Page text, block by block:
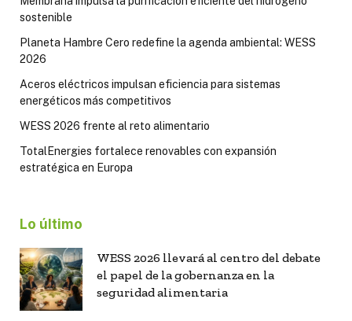
sostenible
Planeta Hambre Cero redefine la agenda ambiental: WESS
2026
Aceros eléctricos impulsan eficiencia para sistemas
energéticos más competitivos
WESS 2026 frente al reto alimentario
TotalEnergies fortalece renovables con expansión
estratégica en Europa
Lo último
WESS 2026 llevará al centro del debate
el papel de la gobernanza en la
seguridad alimentaria